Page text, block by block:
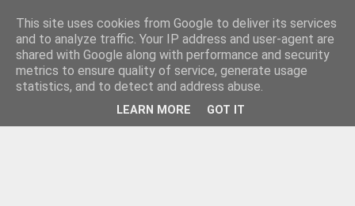
This site uses cookies from Google to deliver its services
and to analyze traffic. Your IP address and user-agent are
shared with Google along with performance and security
metrics to ensure quality of service, generate usage
statistics, and to detect and address abuse.
LEARN MORE GOT IT